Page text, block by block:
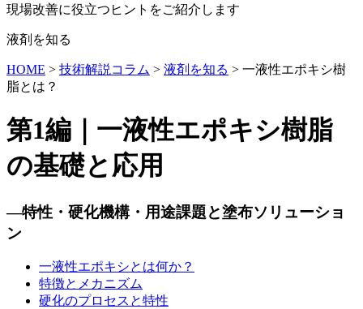
現場改善に役立つヒントをご紹介します
液剤を知る
HOME > 技術解説コラム > 液剤を知る > 一液性エポキシ樹
脂とは？
第1編｜一液性エポキシ樹脂
の基礎と応用
―特性・硬化機構・用途課題と塗布ソリューショ
ン
一液性エポキシとは何か？
特徴とメカニズム
硬化のプロセスと特性